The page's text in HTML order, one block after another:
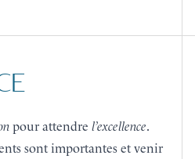
pour attendre l’excellence.
sont importantes et venir